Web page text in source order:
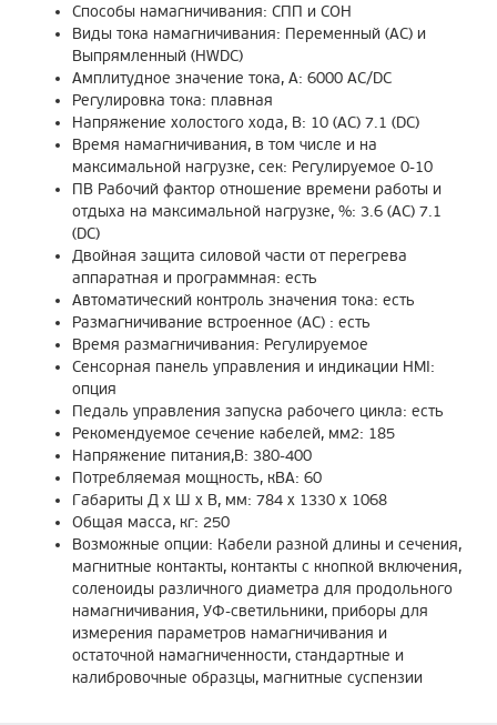
Способы намагничивания: СПП и СОН
Виды тока намагничивания: Переменный (AC) и
Выпрямленный (HWDC)
Амплитудное значение тока, А: 6000 AC/DC
Регулировка тока: плавная
Напряжение холостого хода, В: 10 (AC) 7.1 (DC)
Время намагничивания, в том числе и на
максимальной нагрузке, сек: Регулируемое 0-10
ПВ Рабочий фактор отношение времени работы и
отдыха на максимальной нагрузке, %: 3.6 (AC) 7.1
(DC)
Двойная защита силовой части от перегрева
аппаратная и программная: есть
Автоматический контроль значения тока: есть
Размагничивание встроенное (AC) : есть
Время размагничивания: Регулируемое
Сенсорная панель управления и индикации HMI:
опция
Педаль управления запуска рабочего цикла: есть
Рекомендуемое сечение кабелей, мм2: 185
Напряжение питания,В: 380-400
Потребляемая мощность, кВА: 60
Габариты Д x Ш x В, мм: 784 x 1330 x 1068
Общая масса, кг: 250
Возможные опции: Кабели разной длины и сечения,
магнитные контакты, контакты с кнопкой включения,
соленоиды различного диаметра для продольного
намагничивания, УФ-светильники, приборы для
измерения параметров намагничивания и
остаточной намагниченности, стандартные и
калибровочные образцы, магнитные суспензии